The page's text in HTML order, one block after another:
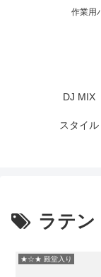
作業用
DJ MIX
スタイル
ラテン
★☆★ 殿堂入り